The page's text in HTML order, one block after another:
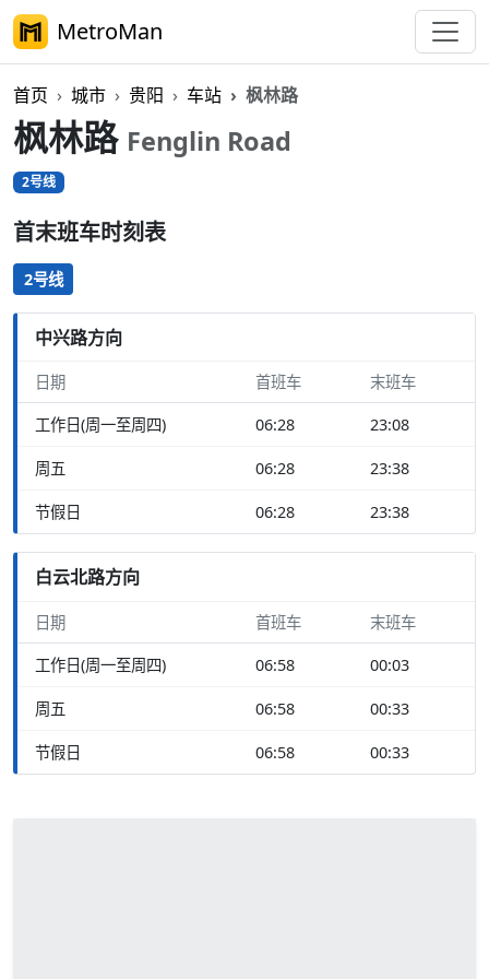
MetroMan
首页 城市 贵阳 车站 枫林路
枫林路 Fenglin Road
2号线
首末班车时刻表
2号线
中兴路方向
日期 首班车 末班车
工作日(周一至周四) 06:28 23:08
周五 06:28 23:38
节假日 06:28 23:38
白云北路方向
日期 首班车 末班车
工作日(周一至周四) 06:58 00:03
周五 06:58 00:33
节假日 06:58 00:33